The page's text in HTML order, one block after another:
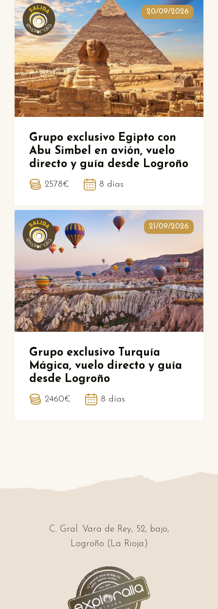
20/09/2026
Grupo exclusivo Egipto con
Abu Simbel en avión, vuelo
directo y guía desde Logroño
2578€ 8 días
21/09/2026
Grupo exclusivo Turquía
Mágica, vuelo directo y guía
desde Logroño
2460€ 8 días
C. Gral. Vara de Rey, 52, bajo,
Logroño (La Rioja)